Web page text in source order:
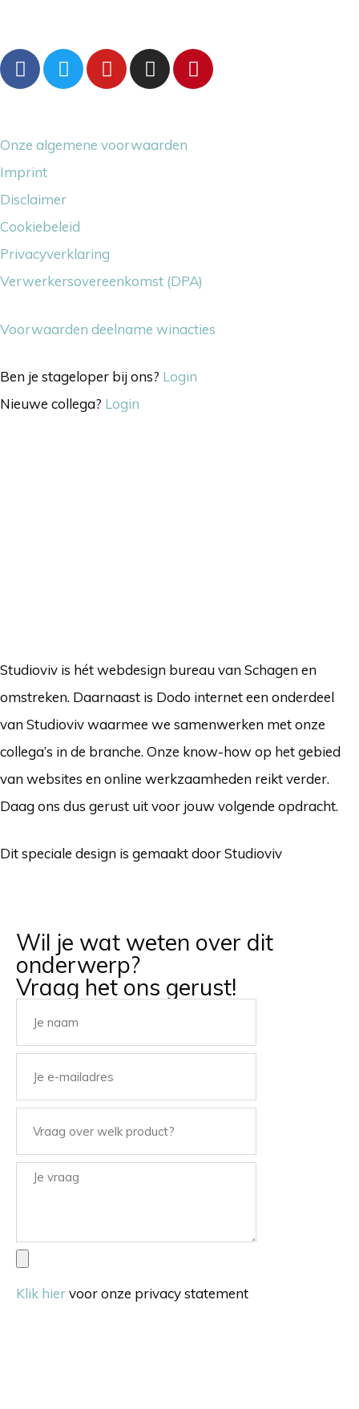
Onze algemene voorwaarden
Imprint
Disclaimer
Cookiebeleid
Privacyverklaring
Verwerkersovereenkomst (DPA)
Voorwaarden deelname winacties
Ben je stageloper bij ons? Login
Nieuwe collega? Login
Studioviv is hét webdesign bureau van Schagen en
omstreken. Daarnaast is Dodo internet een onderdeel
van Studioviv waarmee we samenwerken met onze
collega’s in de branche. Onze know-how op het gebied
van websites en online werkzaamheden reikt verder.
Daag ons dus gerust uit voor jouw volgende opdracht.
Dit speciale design is gemaakt door Studioviv
Wil je wat weten over dit
onderwerp?
Vraag het ons gerust!
Klik hiervoor onze privacy statement